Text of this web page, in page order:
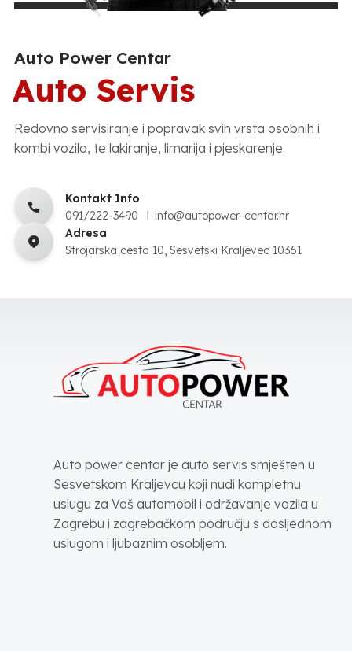
Auto Power Centar
Auto Servis
Redovno servisiranje i popravak svih vrsta osobnih i
kombi vozila, te lakiranje, limarija i pjeskarenje.
Kontakt Info
091/222-3490
info@autopower-centar.hr
Adresa
Strojarska cesta 10, Sesvetski Kraljevec 10361
Auto power centar je auto servis smješten u
Sesvetskom Kraljevcu koji nudi kompletnu
uslugu za Vaš automobil i održavanje vozila u
Zagrebu i zagrebačkom području s dosljednom
uslugom i ljubaznim osobljem.